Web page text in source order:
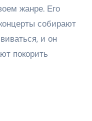
жанре. Его
собирают
и он
покорить